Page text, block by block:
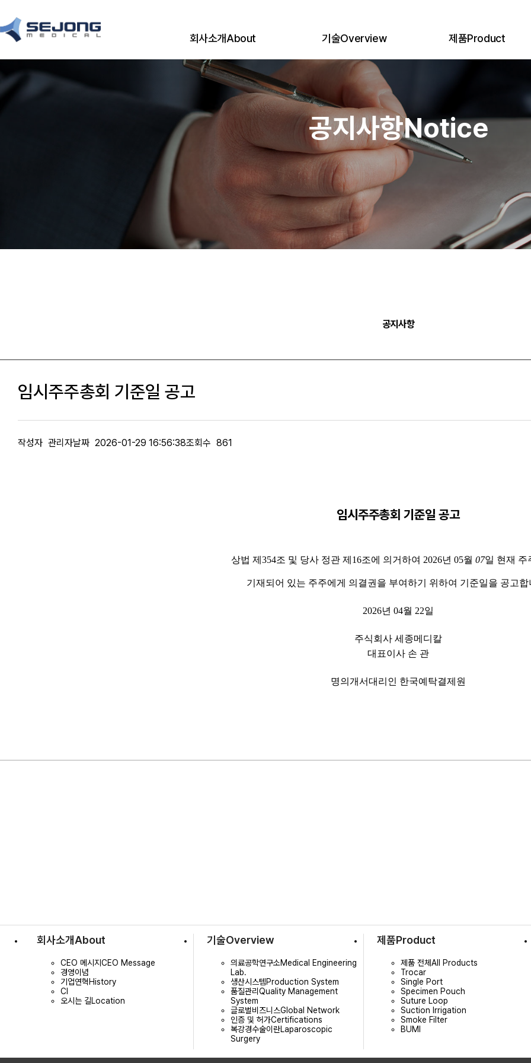
회사소개About
CEO Message
경영이념
기업연혁
History
기술Overview
의료공학연구소
Medical Engineering Lab.
생산시스템
Production System
품질관리
Quality Management System
글로벌비즈니스
Global Network
인증 및 허가Certifications
복강경수술이란
Laparoscopic Surgery
제품Product
Specimen Pouch
Suture Loop
Suction Irrigation
Smoke Filter
BUMI
공지사항Notice
공지사항
임시주주총회 기준일 공고
작성자 관리자날짜 2026-01-29 16:56:38조회수 861
임시주주총회 기준일 공고
상법 제 354조 및 당사 정관 제 16조에 의거하여 2026년 05월 07일 현재 주
기재되어 있는 주주에게 의결권을 부여하기 위하여 기준일을 공고합
2026년 04월 22일
주식회사 세종메디칼
대표이사 손 관
명의개서대리인 한국예탁결제원
회사소개About
CEO 메시지CEO Message
경영이념
기업연혁 History
CI
오시는 길Location
기술Overview
의료공학연구소Medical Engineering
Lab.
생산시스템Production System
품질관리Quality Management
System
글로벌비즈니스Global Network
인증 및 허가Certifications
복강경수술이란Laparoscopic
Surgery
제품Product
제품 전체All Products
Trocar
Single Port
Specimen Pouch
Suture Loop
Suction Irrigation
Smoke Filter
BUMI